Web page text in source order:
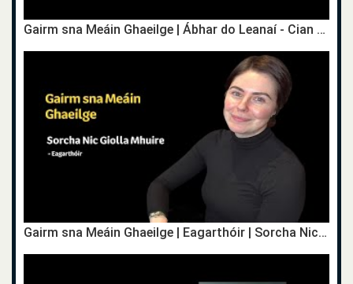
Gairm sna Meáin Ghaeilge | Ábhar do Leanaí - Cian Mac Carthaigh & Rachel Nic An Ultaigh | TG4
Gairm sna Meáin Ghaeilge | Eagarthóir | Sorcha Nic Giolla Mhuire | TG4